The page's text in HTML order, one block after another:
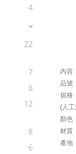
4
22
7
8
12
8
6
內容
品號
規格
(人
顏色
材質
產地